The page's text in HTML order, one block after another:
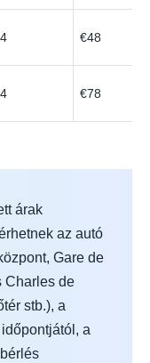
4 €48
4 €78
árak
az autó
Gare de
Charles de
stb.), a
a